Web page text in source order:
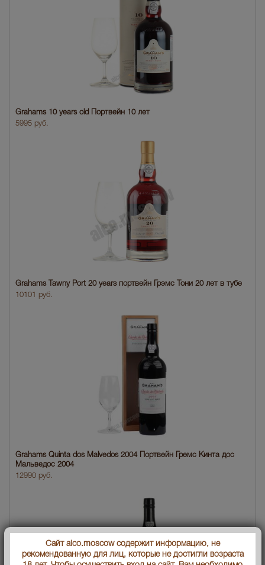
Grahams 10 years old Портвейн 10 лет
5995 руб.
Grahams Tawny Port 20 years портвейн Грэмс Тони 20 лет в тубе
10101 руб.
Grahams Quinta dos Malvedos 2004 Портвейн Гремс Кинта дос
Мальведос 2004
12990 руб.
Сайт alco.moscow содержит информацию, не
рекомендованную для лиц, которые не достигли возраста